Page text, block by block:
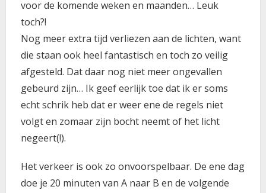
voor de komende weken en maanden… Leuk
toch?!
Nog meer extra tijd verliezen aan de lichten, want
die staan ook heel fantastisch en toch zo veilig
afgesteld. Dat daar nog niet meer ongevallen
gebeurd zijn… Ik geef eerlijk toe dat ik er soms
echt schrik heb dat er weer ene de regels niet
volgt en zomaar zijn bocht neemt of het licht
negeert(!).
Het verkeer is ook zo onvoorspelbaar. De ene dag
doe je 20 minuten van A naar B en de volgende